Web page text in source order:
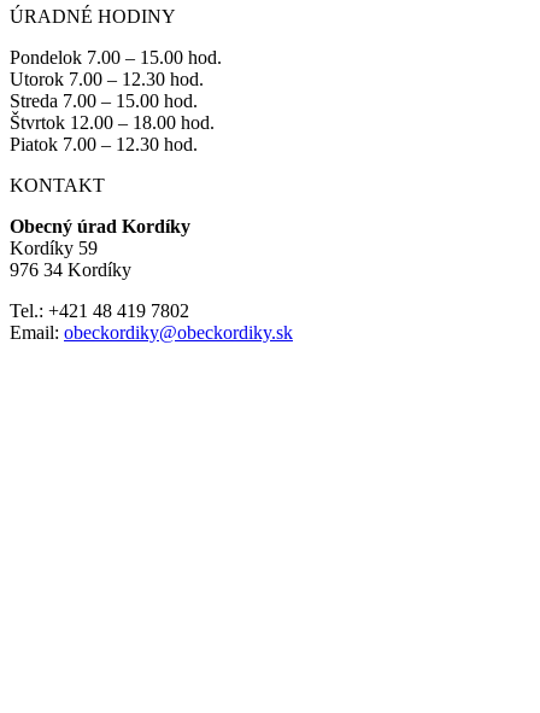
ÚRADNÉ HODINY
Pondelok 7.00 – 15.00 hod.
Utorok 7.00 – 12.30 hod.
Streda 7.00 – 15.00 hod.
Štvrtok 12.00 – 18.00 hod.
Piatok 7.00 – 12.30 hod.
KONTAKT
Obecný úrad Kordíky
Kordíky 59
976 34 Kordíky
Tel.: +421 48 419 7802
Email: obeckordiky@obeckordiky.sk